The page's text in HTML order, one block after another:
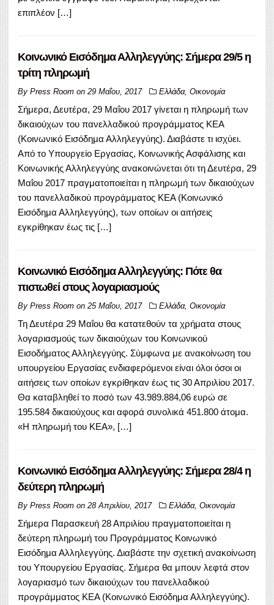
επιπλέον […]
Κοινωνικό Εισόδημα Αλληλεγγύης: Σήμερα 29/5 η
τρίτη πληρωμή
By Press Room on 29 Μαΐου, 2017 Ελλάδα, Οικονομία
Σήμερα, Δευτέρα, 29 Μαΐου 2017 γίνεται η πληρωμή των
δικαιούχων του πανελλαδικού προγράμματος ΚΕΑ
(Κοινωνικό Εισόδημα Αλληλεγγύης). Διαβάστε τι ισχύει.
Από το Υπουργείο Εργασίας, Κοινωνικής Ασφάλισης και
Κοινωνικής Αλληλεγγύης ανακοινώνεται ότι τη Δευτέρα, 29
Μαΐου 2017 πραγματοποιείται η πληρωμή των δικαιούχων
του πανελλαδικού προγράμματος ΚΕΑ (Κοινωνικό
Εισόδημα Αλληλεγγύης), των οποίων οι αιτήσεις
εγκρίθηκαν έως τις […]
Κοινωνικό Εισόδημα Αλληλεγγύης: Πότε θα
πιστωθεί στους λογαριασμούς
By Press Room on 25 Μαΐου, 2017 Ελλάδα, Οικονομία
Τη Δευτέρα 29 Μαΐου θα κατατεθούν τα χρήματα στους
λογαριασμούς των δικαιούχων του Κοινωνικού
Εισοδήματος Αλληλεγγύης. Σύμφωνα με ανακοίνωση του
υπουργείου Εργασίας ενδιαφερόμενοι είναι όλοι όσοι οι
αιτήσεις των οποίων εγκρίθηκαν έως τις 30 Απριλίου 2017.
Θα καταβληθεί το ποσό των 43.989.884,06 ευρώ σε
195.584 δικαιούχους και αφορά συνολικά 451.800 άτομα.
«Η πληρωμή του ΚΕΑ», […]
Κοινωνικό Εισόδημα Αλληλεγγύης: Σήμερα 28/4 η
δεύτερη πληρωμή
By Press Room on 28 Απριλίου, 2017 Ελλάδα, Οικονομία
Σήμερα Παρασκευή 28 Απριλίου πραγματοποιείται η
δεύτερη πληρωμή του Προγράμματος Κοινωνικό
Εισόδημα Αλληλεγγύης. Διαβάστε την σχετική ανακοίνωση
του Υπουργείου Εργασίας. Σήμερα θα μπουν λεφτά στον
λογαριασμό των δικαιούχων του πανελλαδικού
προγράμματος ΚΕΑ (Κοινωνικό Εισόδημα Αλληλεγγύης).